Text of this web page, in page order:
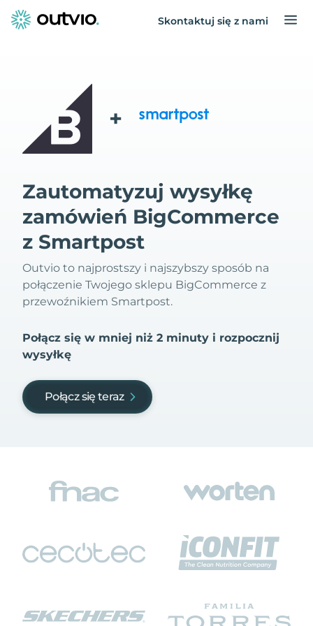
Skontaktuj się z nami
+
Zautomatyzuj wysyłkę
zamówień BigCommerce
z Smartpost
Outvio to najprostszy i najszybszy sposób na
połączenie Twojego sklepu BigCommerce z
przewoźnikiem Smartpost.
Połącz się w mniej niż 2 minuty i rozpocznij
wysyłkę
Połącz się teraz